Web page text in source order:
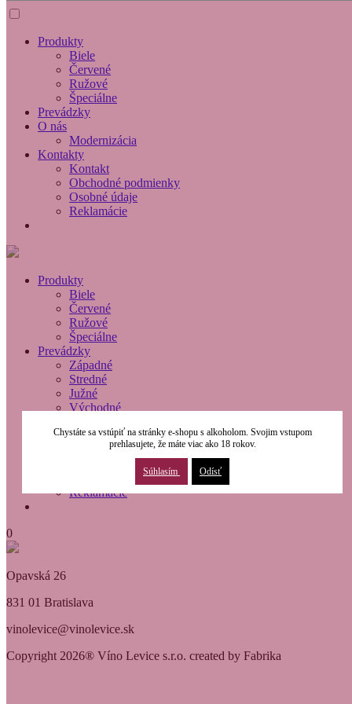
Produkty
Biele
Červené
Ružové
Špeciálne
Prevádzky
O nás
Modernizácia
Kontakty
Kontakt
Obchodné podmienky
Osobné údaje
Reklamácie
Produkty
Biele
Červené
Ružové
Špeciálne
Prevádzky
Západné
Stredné
Južné
Východné
Modernizácia
Reklamácie
0
Opavská 26
831 01 Bratislava
vinolevice@vinolevice.sk
Copyright 2026® Víno Levice s.r.o. created by Fabrika
Chystáte sa vstúpiť na stránky e-shopu s alkoholom. Svojim vstupom
prehlasujete, že máte viac ako 18 rokov.
Súhlasím Odísť